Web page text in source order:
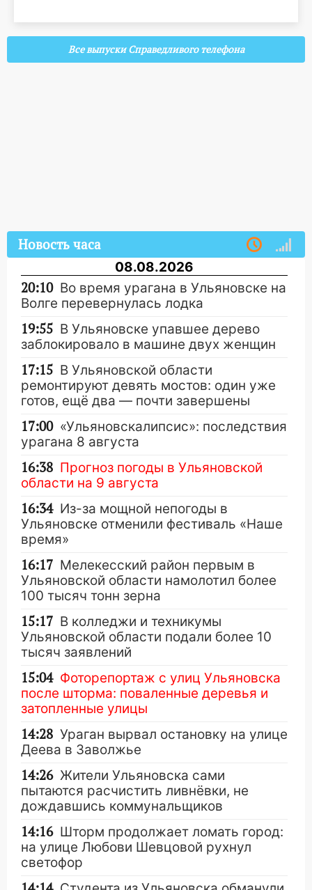
Все выпуски Справедливого телефона
Новость часа
08.08.2026
20:10 Во время урагана в Ульяновске на
Волге перевернулась лодка
19:55 В Ульяновске упавшее дерево
заблокировало в машине двух женщин
17:15 В Ульяновской области
ремонтируют девять мостов: один уже
готов, ещё два — почти завершены
17:00 «Ульяновскалипсис»: последствия
урагана 8 августа
16:38 Прогноз погоды в Ульяновской
области на 9 августа
16:34 Из-за мощной непогоды в
Ульяновске отменили фестиваль «Наше
время»
16:17 Мелекесский район первым в
Ульяновской области намолотил более
100 тысяч тонн зерна
15:17 В колледжи и техникумы
Ульяновской области подали более 10
тысяч заявлений
15:04 Фоторепортаж с улиц Ульяновска
после шторма: поваленные деревья и
затопленные улицы
14:28 Ураган вырвал остановку на улице
Деева в Заволжье
14:26 Жители Ульяновска сами
пытаются расчистить ливнёвки, не
дождавшись коммунальщиков
14:16 Шторм продолжает ломать город:
на улице Любови Шевцовой рухнул
светофор